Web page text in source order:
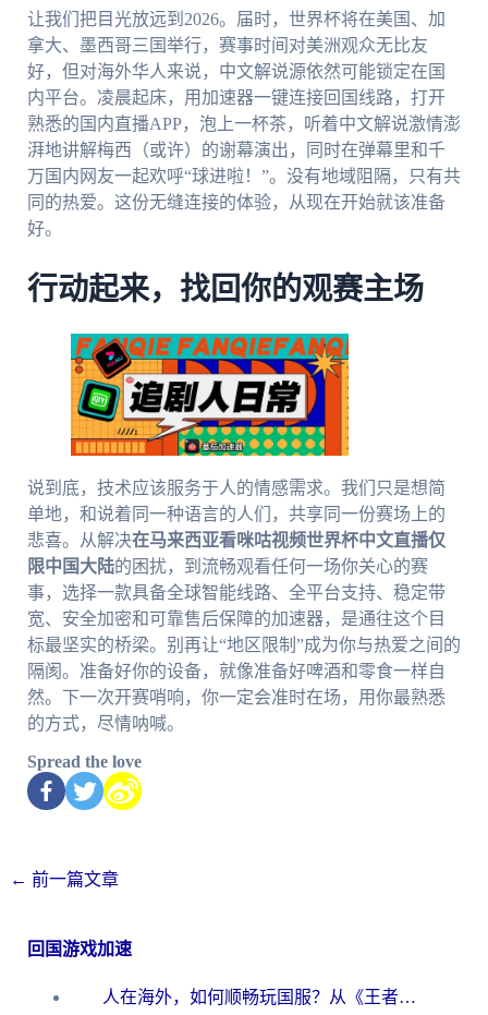
让我们把目光放远到2026。届时，世界杯将在美国、加
拿大、墨西哥三国举行，赛事时间对美洲观众无比友
好，但对海外华人来说，中文解说源依然可能锁定在国
内平台。凌晨起床，用加速器一键连接回国线路，打开
熟悉的国内直播APP，泡上一杯茶，听着中文解说激情澎
湃地讲解梅西（或许）的谢幕演出，同时在弹幕里和千
万国内网友一起欢呼“球进啦！”。没有地域阻隔，只有共
同的热爱。这份无缝连接的体验，从现在开始就该准备
好。
行动起来，找回你的观赛主场
说到底，技术应该服务于人的情感需求。我们只是想简
单地，和说着同一种语言的人们，共享同一份赛场上的
悲喜。从解决在马来西亚看咪咕视频世界杯中文直播仅
限中国大陆的困扰，到流畅观看任何一场你关心的赛
事，选择一款具备全球智能线路、全平台支持、稳定带
宽、安全加密和可靠售后保障的加速器，是通往这个目
标最坚实的桥梁。别再让“地区限制”成为你与热爱之间的
隔阂。准备好你的设备，就像准备好啤酒和零食一样自
然。下一次开赛哨响，你一定会准时在场，用你最熟悉
的方式，尽情呐喊。
Spread the love
← 前一篇文章
回国游戏加速
人在海外，如何顺畅玩国服？从《王者荣耀》到《云图计划》的加速器终极指南